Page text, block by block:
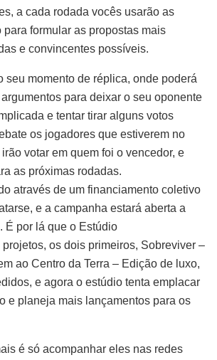
a cada rodada vocês usarão as
para formular as propostas mais
e convincentes possíveis.
seu momento de réplica, onde poderá
para deixar o seu oponente
e tentar tirar alguns votos
os jogadores que estiverem no
votar em quem foi o vencedor, e
as próximas rodadas.
através de um financiamento coletivo
e a campanha estará aberta a
É por lá que o Estúdio
os dois primeiros, Sobreviver –
ao Centro da Terra – Edição de luxo,
e agora o estúdio tenta emplacar
e planeja mais lançamentos para os
é só acompanhar eles nas redes